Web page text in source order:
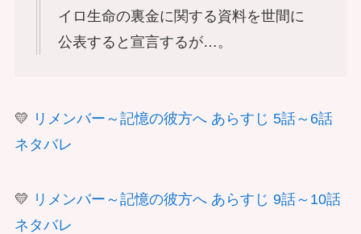
イロ生命の裏金に関する資料を世間に
公表すると宣言するが…。
💛 リメンバー～記憶の彼方へ あらすじ 5話～6話
ネタバレ
💛 リメンバー～記憶の彼方へ あらすじ 9話～10話
ネタバレ